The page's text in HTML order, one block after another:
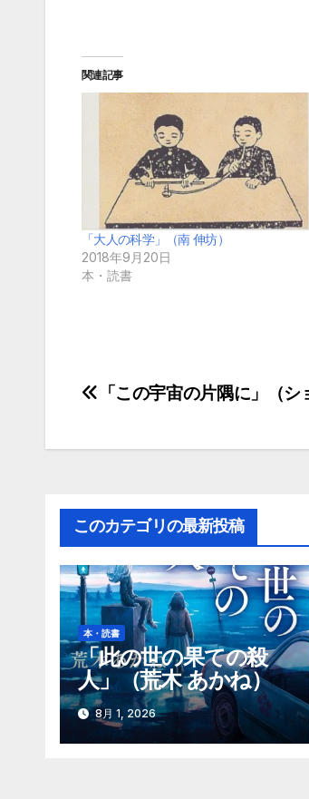
関連記事
「大人の科学」（南 伸坊）
2018年9月20日
本・読書
投
ビ
ゲ
ー
シ
ョ
ン
「この宇宙の片隅に」（シ
このカテゴリの最新投稿
本・読書
「此の世の果ての殺
人」（荒木 あかね）
8月 1, 2026